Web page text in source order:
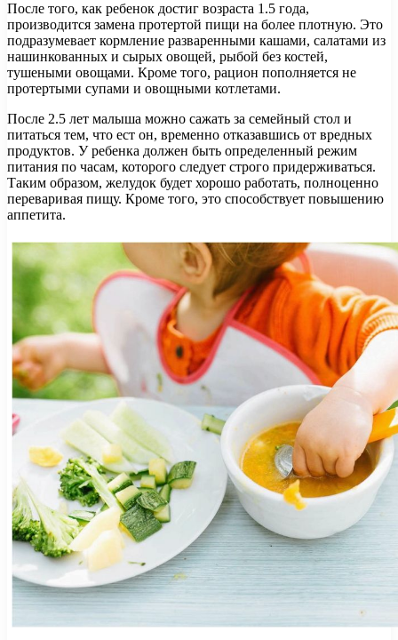
После того, как ребенок достиг возраста 1.5 года,
производится замена протертой пищи на более плотную. Это
подразумевает кормление разваренными кашами, салатами из
нашинкованных и сырых овощей, рыбой без костей,
тушеными овощами. Кроме того, рацион пополняется не
протертыми супами и овощными котлетами.
После 2.5 лет малыша можно сажать за семейный стол и
питаться тем, что ест он, временно отказавшись от вредных
продуктов. У ребенка должен быть определенный режим
питания по часам, которого следует строго придерживаться.
Таким образом, желудок будет хорошо работать, полноценно
переваривая пищу. Кроме того, это способствует повышению
аппетита.